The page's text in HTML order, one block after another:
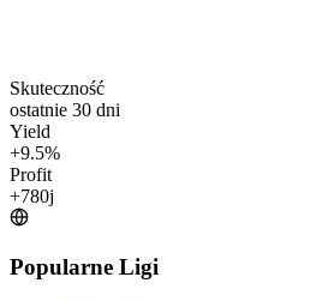
Skuteczność
ostatnie 30 dni
Yield
+9.5%
Profit
+780j
Popularne Ligi